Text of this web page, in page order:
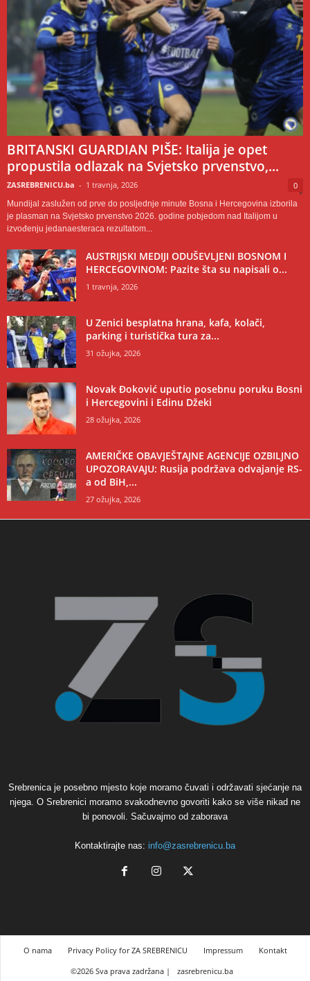
BRITANSKI GUARDIAN PIŠE: Italija je opet
propustila odlazak na Svjetsko prvenstvo,...
ZASREBRENICU.ba - 1 travnja, 2026 0
Mundijal zaslužen od prve do posljednje minute Bosna i Hercegovina izborila
je plasman na Svjetsko prvenstvo 2026. godine pobjedom nad Italijom u
izvođenju jedanaesteraca rezultatom...
AUSTRIJSKI MEDIJI ODUŠEVLJENI BOSNOM I
HERCEGOVINOM: Pazite šta su napisali o...
1 travnja, 2026
U Zenici besplatna hrana, kafa, kolači,
parking i turistička tura za...
31 ožujka, 2026
Novak Đoković uputio posebnu poruku Bosni
i Hercegovini i Edinu Džeki
28 ožujka, 2026
AMERIČKE OBAVJEŠTAJNE AGENCIJE OZBILJNO
UPOZORAVAJU: Rusija podržava odvajanje RS-
a od BiH,...
27 ožujka, 2026
Srebrenica je posebno mjesto koje moramo čuvati i održavati sjećanje na
njega. O Srebrenici moramo svakodnevno govoriti kako se više nikad ne
bi ponovoli. Sačuvajmo od zaborava
Kontaktirajte nas: info@zasrebrenicu.ba
O nama Privacy Policy for ZA SREBRENICU Impressum
Kontakt
©2026 Sva prava zadržana |
zasrebrenicu.ba